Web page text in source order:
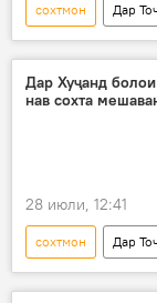
сохтмон Дар
Бӯстон
Дар Хуҷанд
нав сохта
28 июли, 12:41
сохтмон Дар
Хуҷанд